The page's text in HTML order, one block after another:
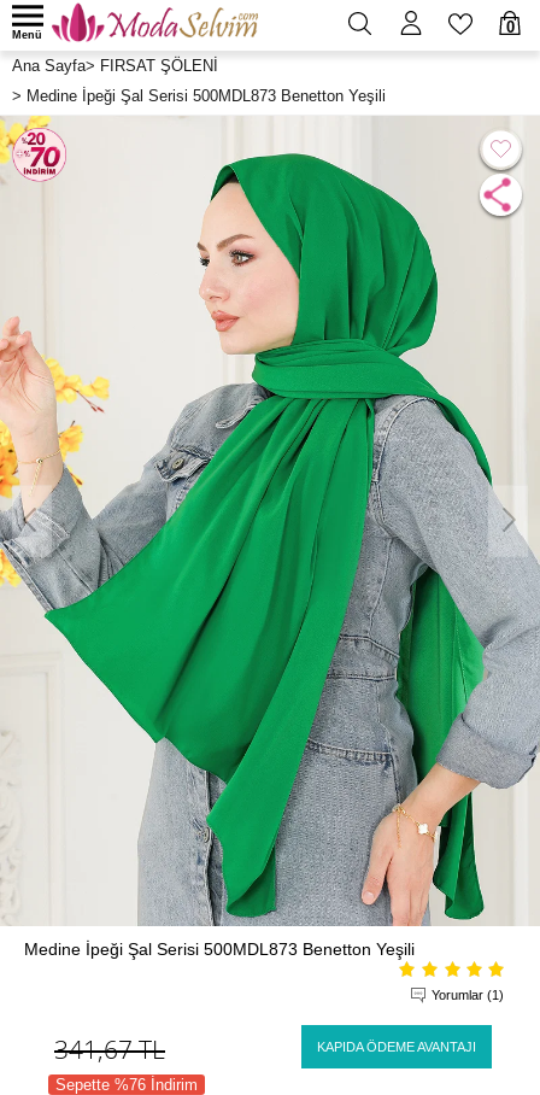
0
Menü
Ana Sayfa> FIRSAT ŞÖLENİ
> Medine İpeği Şal Serisi 500MDL873 Benetton Yeşili
Medine İpeği Şal Serisi 500MDL873 Benetton Yeşili
Yorumlar (1)
341,67TL KAPIDA ÖDEME AVANTAJI
Sepette %76 İndirim